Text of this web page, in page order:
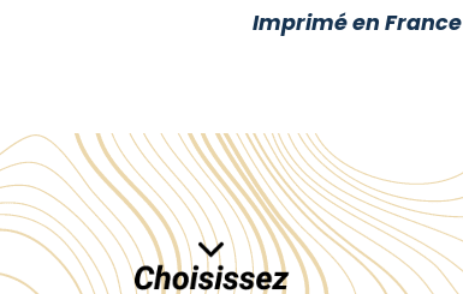
Imprimé en France